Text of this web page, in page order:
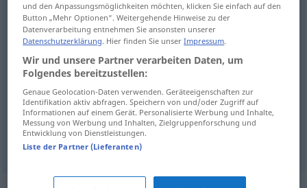
omvendt verkehrt
bagvendt verkehrtrückseitig
forkert,gal verkehrtfalsch
forfejlet verkehrtverfehlt
und den Anpassungsmöglichkeiten möchten, klicken Sie einfach auf den
Button „Mehr Optionen“. Weitergehende Hinweise zu der
Datenverarbeitung entnehmen Sie ansonsten unserer
Datenschutzerklärung. Hier finden Sie unserImpressum.
Wir und unsere Partner verarbeiten Daten, um
Folgendes bereitzustellen:
Genaue Geolocation-Daten verwenden. Geräteeigenschaften zur
Identifikation aktiv abfragen. Speichern von und/oder Zugriff auf
Informationen auf einem Gerät. Personalisierte Werbung und Inhalte,
Messung von Werbung und Inhalten, Zielgruppenforschung und
Entwicklung von Dienstleistungen.
Liste der Partner (Lieferanten)